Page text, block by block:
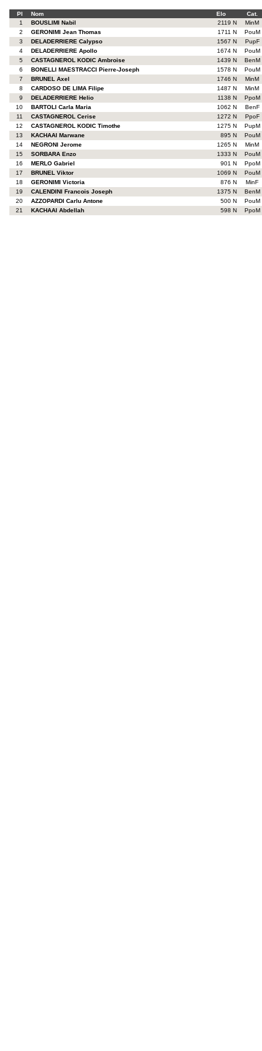
Pl Nom Elo
Cat.
1
BOUSLIMI Nabil 2119 N
MinM
2
GERONIMI Jean Thomas 1711 N
PouM
3
DELADERRIERE Calypso 1567 N
PupF
4
DELADERRIERE Apollo 1674 N
PouM
5
CASTAGNEROL KODIC Ambroise 1439 N
BenM
6
BONELLI MAESTRACCI Pierre-Joseph 1578 N
PouM
7
BRUNEL Axel 1746 N
MinM
8
CARDOSO DE LIMA Filipe 1487 N
MinM
9
DELADERRIERE Helio 1138 N
PpoM
10
BARTOLI Carla Maria 1062 N
BenF
11
CASTAGNEROL Cerise 1272 N
PpoF
12
CASTAGNEROL KODIC Timothe 1275 N
PupM
13
KACHAAI Marwane 895 N
PouM
14
NEGRONI Jerome 1265 N
MinM
15
SORBARA Enzo 1333 N
PouM
16
MERLO Gabriel 901 N
PpoM
17
BRUNEL Viktor 1069 N
PouM
18
GERONIMI Victoria 876 N
MinF
19
CALENDINI Francois Joseph 1375 N
BenM
20
AZZOPARDI Carlu Antone 500 N
PouM
21
KACHAAI Abdellah 598 N PpoM